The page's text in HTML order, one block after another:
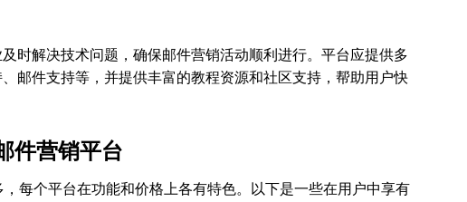
时解决技术问题，确保邮件营销活动顺利进行。平台应提供多
邮件支持等，并提供丰富的教程资源和社区支持，帮助用户快
件营销平台
每个平台在功能和价格上各有特色。以下是一些在用户中享有